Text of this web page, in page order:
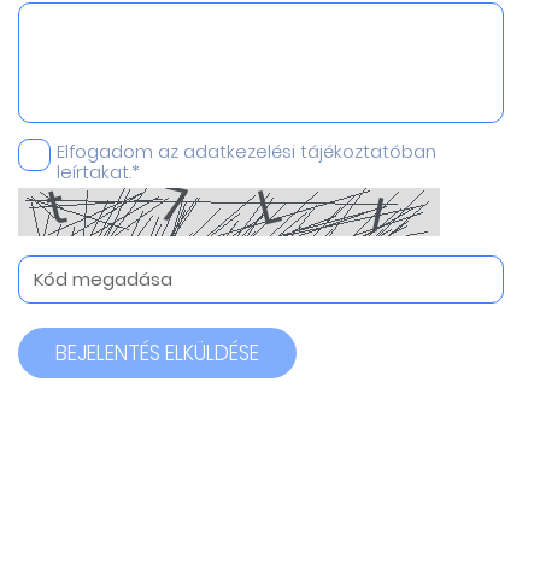
Elfogadom az adatkezelési tájékoztatóban
leírtakat.*
BEJELENTÉS ELKÜLDÉSE